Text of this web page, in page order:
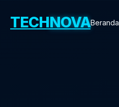
TECHNOVABeranda